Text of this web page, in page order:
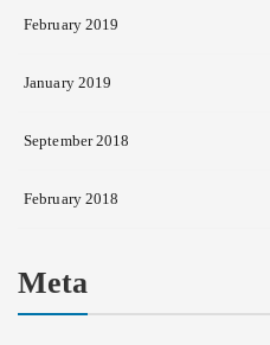
February 2019
January 2019
September 2018
February 2018
Meta